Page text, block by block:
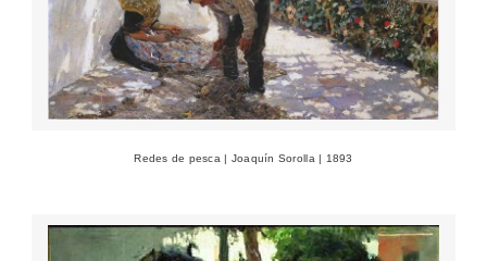
Redes de pesca | Joaquín Sorolla | 1893